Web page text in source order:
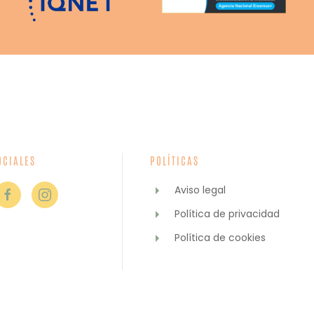
POLÍTICAS
Aviso legal
Política de privacidad
Política de cookies